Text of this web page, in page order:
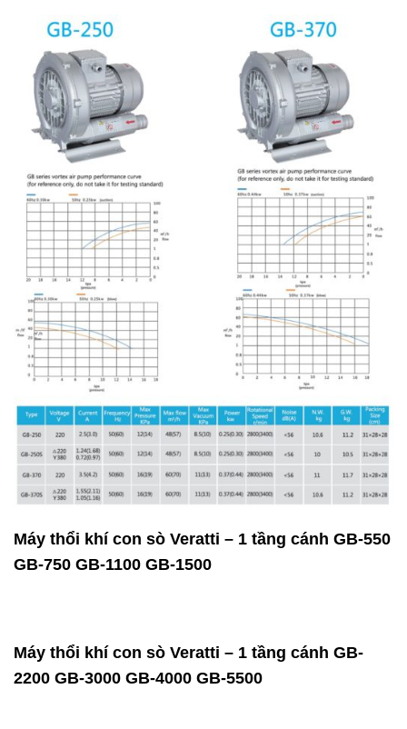
Máy thổi khí con sò Veratti – 1 tầng cánh GB-550
GB-750 GB-1100 GB-1500
Máy thổi khí con sò Veratti – 1 tầng cánh GB-
2200 GB-3000 GB-4000 GB-5500